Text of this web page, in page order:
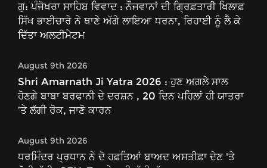
ਗੁ: ਪੰਜੋਖਰਾ ਸਾਹਿਬ ਵਿਵਾਦ : ਨੌਜਵਾਨਾਂ ਦੀ ਗ੍ਰਿਫ਼ਤਾਰੀ ਖਿਲਾਫ਼
ਸਿੱਖ ਭਾਈਚਾਰੇ ਨੇ ਥਾਣੇ ਅੱਗੇ ਲਾਇਆ ਧਰਨਾ, ਰਿਹਾਈ ਨੂੰ ਲੈ ਕੇ
ਦਿੱਤਾ ਅਲਟੀਮੇਟਮ
August 9th 2026
Shri Amarnath Ji Yatra 2026 : ਹੁਣ ਅਗਲੇ ਸਾਲ
ਹੋਣਗੇ ਬਾਬਾ ਬਰਫਾਨੀ ਦੇ ਦਰਸ਼ਨ , 20 ਦਿਨ ਪਹਿਲਾਂ ਹੀ ਯਾਤਰਾ
’ਤੇ ਲੱਗੀ ਰੋਕ, ਜਾਣੋ ਕਾਰਨ
August 9th 2026
ਧਰਮਿੰਦਰ ਪ੍ਰਧਾਨ ਨੇ ਦੋ ਹਫ਼ਤਿਆਂ ਬਾਅਦ ਅਸਤੀਫ਼ਾ ਦੇਣ 'ਤੇ